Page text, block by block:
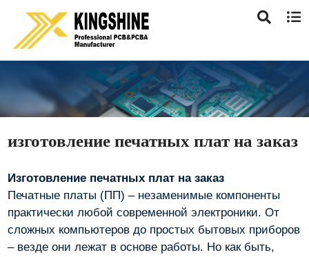
изготовление печатных плат на заказ
Изготовление печатных плат на заказ
Печатные платы (ПП) – незаменимые компоненты
практически любой современной электроники. От
сложных компьютеров до простых бытовых приборов
– везде они лежат в основе работы. Но как быть,